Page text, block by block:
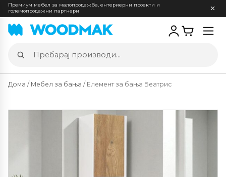
Премиум мебел за малопродажба, ентериерни проекти и
големопродажни партнери
Пребарај
производи
Дома / Мебел за бања / Елемент за бања Беатрис